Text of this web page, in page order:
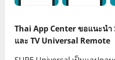
Thai App Center ขอแนะนำ
และ TV Universal Remote